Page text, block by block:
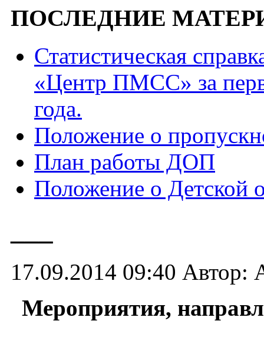
ПОСЛЕДНИЕ
Статистическая
«Центр ПМСС» за
года.
Положение о
План работы ДОП
Положение о Детской
17.09.2014 09:40 Автор:
Мероприятия,